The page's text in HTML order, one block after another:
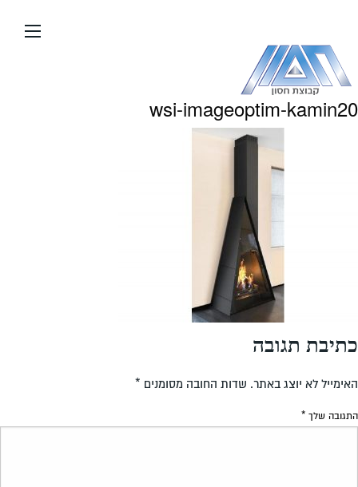
העמוד
wsi-imageoptim-kamin20
כתיבת תגובה
האימייל לא יוצג באתר. שדות החובה מסומנים *
התגובה שלך *